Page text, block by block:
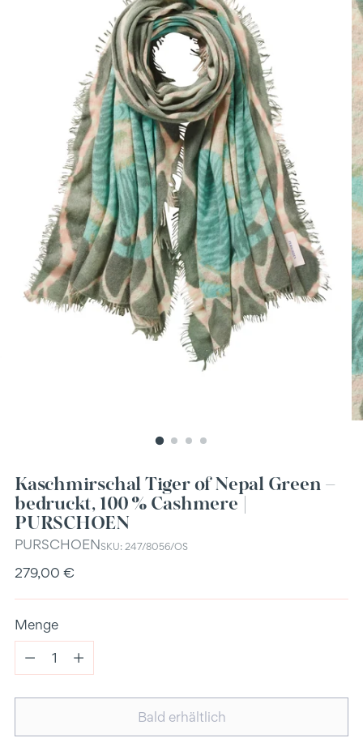
Kaschmirschal Tiger of Nepal Green –
bedruckt, 100 % Cashmere |
PURSCHOEN
PURSCHOENSKU: 247/8056/OS
Regulärer
279,00 €
Menge
Menge
Bald erhältlich